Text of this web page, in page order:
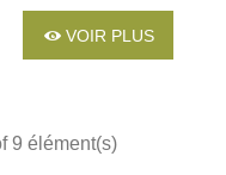
VOIR PLUS
9 élément(s)